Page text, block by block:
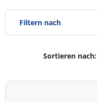
Filtern nach
Reifentyp
Alle Arten (47)
Sortieren nach: